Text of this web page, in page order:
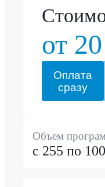
от
Оплата
сразу
Объем
с 255 по